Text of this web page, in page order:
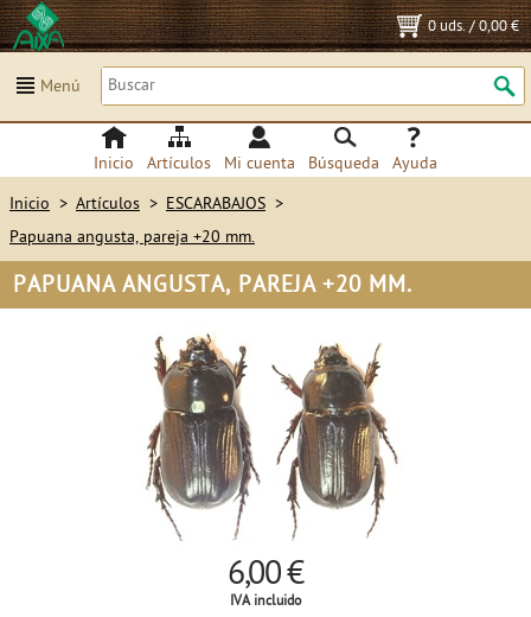
0 uds./0,00 €
Menú
Inicio Artículos Mi cuenta Búsqueda Ayuda
Inicio > Artículos > ESCARABAJOS >
Papuana angusta, pareja +20 mm.
PAPUANA ANGUSTA, PAREJA +20 MM.
6,00 €
IVA incluido